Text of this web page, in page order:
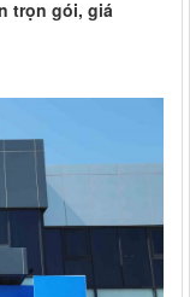
trọn gói, giá